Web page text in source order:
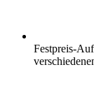
Festpreis-